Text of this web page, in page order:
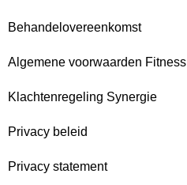
Behandelovereenkomst
Algemene voorwaarden Fitness
Klachtenregeling Synergie
Privacy beleid
Privacy statement